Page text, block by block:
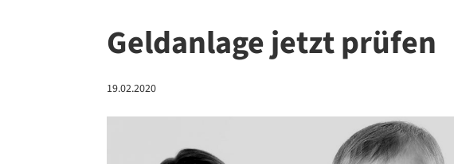
Geldanlage⁠ jetzt prüfen
19.02.2020